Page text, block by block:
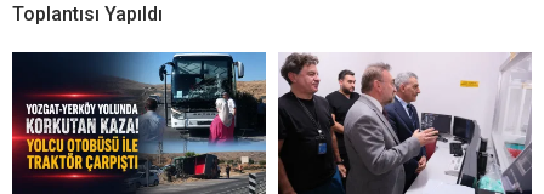
Toplantısı Yapıldı